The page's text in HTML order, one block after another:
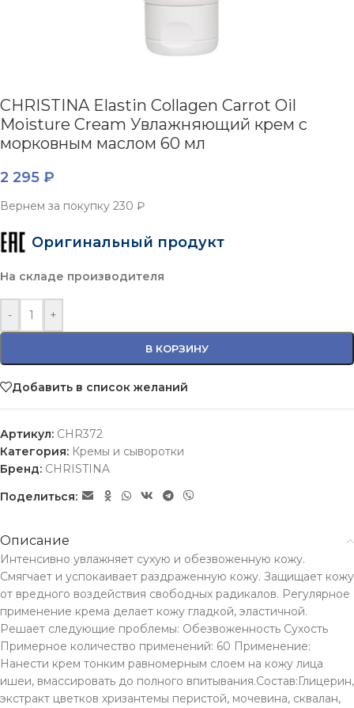
CHRISTINA Elastin Collagen Carrot Oil
Moisture Cream Увлажняющий крем с
морковным маслом 60 мл
2 295 ₽
Вернем за покупку 230 ₽
Оригинальный продукт
На складе производителя
- +
В КОРЗИНУ
Добавить в список желаний
Артикул: CHR372
Категория: Кремы и сыворотки
Бренд: CHRISTINA
Поделиться:
Описание
Интенсивно увлажняет сухую и обезвоженную кожу.
Смягчает и успокаивает раздраженную кожу. Защищает кожу
от вредного воздействия свободных радикалов. Регулярное
применение крема делает кожу гладкой, эластичной.
Решает следующие проблемы: Обезвоженность Сухость
Примерное количество применений: 60 Применение:
Нанести крем тонким равномерным слоем на кожу лица
ишеи, вмассировать до полного впитывания.Состав:Глицерин,
экстракт цветков хризантемы перистой, мочевина, сквалан,